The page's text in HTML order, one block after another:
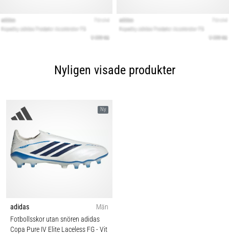
Nyligen visade produkter
Ny
adidas
Män
Fotbollsskor utan snören adidas
Copa Pure IV Elite Laceless FG- Vit